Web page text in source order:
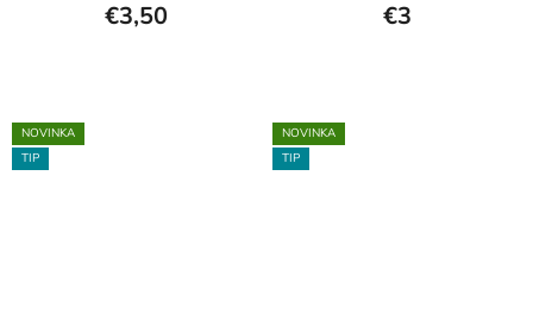
€3,50 €3
NOVINKA
TIP
NOVINKA
TIP